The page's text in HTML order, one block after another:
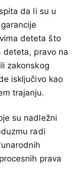
da li su u
deteta što
deteta, pravo na
zakonskog
isključivo kao
trajanju.
su nadležni
radi
prava